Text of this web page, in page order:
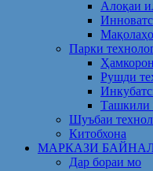
Алоқаи
Парки
Ҳамкорон
Рушди
Ташкили
Шуъбаи
Китобхона
МАРКАЗИ
Дар бораи мо